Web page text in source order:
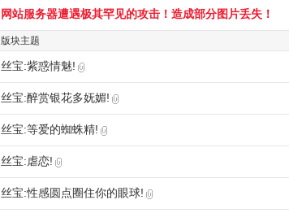
网站服务器遭遇极其罕见的攻击！造成部分图片丢失！
版块主题
丝宝:紫惑情魅!
丝宝:醉赏银花多妩媚!
丝宝:等爱的蜘蛛精!
丝宝:虐恋!
丝宝:性感圆点圈住你的眼球!